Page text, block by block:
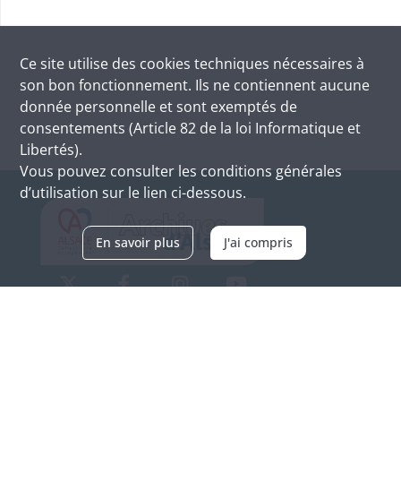
Ce site utilise des cookies techniques nécessaires à
son bon fonctionnement. Ils ne contiennent aucune
donnée personnelle et sont exemptés de
consentements (Article 82 de la loi Informatique et
Libertés).
Vous pouvez consulter les conditions générales
d’utilisation sur le lien ci-dessous.
En savoir plus J'ai compris